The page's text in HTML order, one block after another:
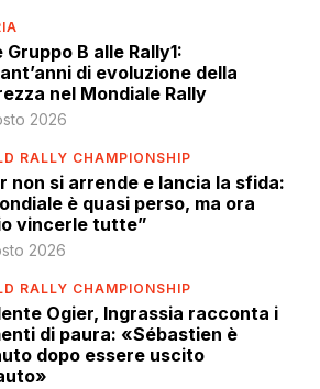
Gruppo B alle Rally1:
di evoluzione della
nel Mondiale Rally
2026
RALLY CHAMPIONSHIP
non si arrende e lancia la sfida:
è quasi perso, ma ora
vincerle tutte”
2026
RALLY CHAMPIONSHIP
Ogier, Ingrassia racconta i
di paura: «Sébastien è
dopo essere uscito